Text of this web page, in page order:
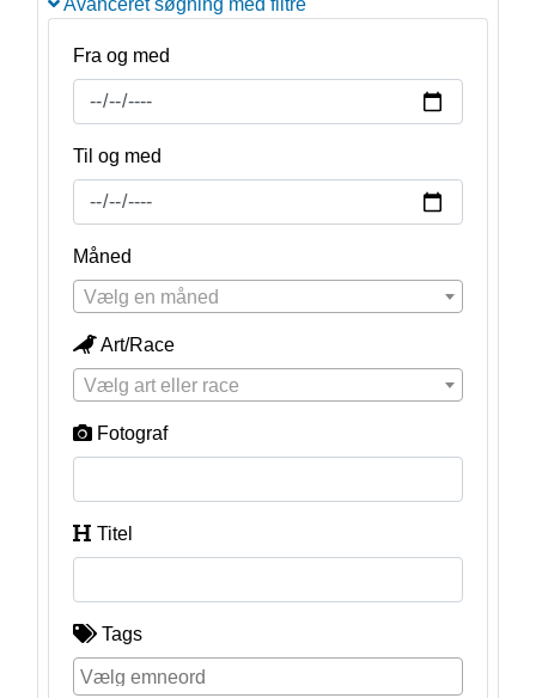
Avanceret søgning med filtre
Fra og med
Til og med
Måned
Vælg en måned
Art/Race
Vælg art eller race
Fotograf
Titel
Tags